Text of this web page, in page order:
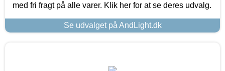
med fri fragt på alle varer. Klik her for at se deres udvalg.
Se udvalget på AndLight.dk